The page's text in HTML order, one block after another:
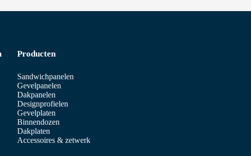
Producten
Sandwichpanelen
Gevelpanelen
Dakpanelen
Designprofielen
Gevelplaten
Binnendozen
Dakplaten
Accessoires & zetwerk